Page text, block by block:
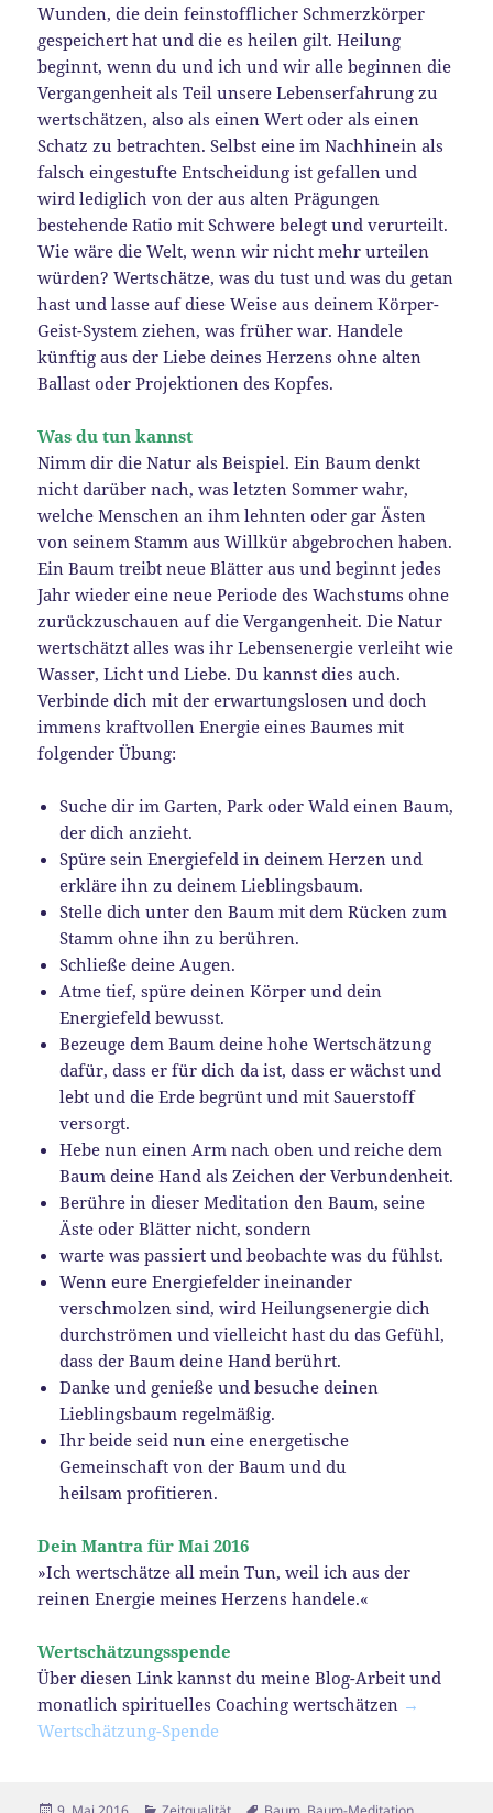
Wunden, die dein feinstofflicher Schmerzkörper
gespeichert hat und die es heilen gilt. Heilung
beginnt, wenn du und ich und wir alle beginnen die
Vergangenheit als Teil unsere Lebenserfahrung zu
wertschätzen, also als einen Wert oder als einen
Schatz zu betrachten. Selbst eine im Nachhinein als
falsch eingestufte Entscheidung ist gefallen und
wird lediglich von der aus alten Prägungen
bestehende Ratio mit Schwere belegt und verurteilt.
Wie wäre die Welt, wenn wir nicht mehr urteilen
würden? Wertschätze, was du tust und was du getan
hast und lasse auf diese Weise aus deinem Körper-
Geist-System ziehen, was früher war. Handele
künftig aus der Liebe deines Herzens ohne alten
Ballast oder Projektionen des Kopfes.
Was du tun kannst
Nimm dir die Natur als Beispiel. Ein Baum denkt
nicht darüber nach, was letzten Sommer wahr,
welche Menschen an ihm lehnten oder gar Ästen
von seinem Stamm aus Willkür abgebrochen haben.
Ein Baum treibt neue Blätter aus und beginnt jedes
Jahr wieder eine neue Periode des Wachstums ohne
zurückzuschauen auf die Vergangenheit. Die Natur
wertschätzt alles was ihr Lebensenergie verleiht wie
Wasser, Licht und Liebe. Du kannst dies auch.
Verbinde dich mit der erwartungslosen und doch
immens kraftvollen Energie eines Baumes mit
folgender Übung:
Suche dir im Garten, Park oder Wald einen Baum,
der dich anzieht.
Spüre sein Energiefeld in deinem Herzen und
erkläre ihn zu deinem Lieblingsbaum.
Stelle dich unter den Baum mit dem Rücken zum
Stamm ohne ihn zu berühren.
Schließe deine Augen.
Atme tief, spüre deinen Körper und dein
Energiefeld bewusst.
Bezeuge dem Baum deine hohe Wertschätzung
dafür, dass er für dich da ist, dass er wächst und
lebt und die Erde begrünt und mit Sauerstoff
versorgt.
Hebe nun einen Arm nach oben und reiche dem
Baum deine Hand als Zeichen der Verbundenheit.
Berühre in dieser Meditation den Baum, seine
Äste oder Blätter nicht, sondern
warte was passiert und beobachte was du fühlst.
Wenn eure Energiefelder ineinander
verschmolzen sind, wird Heilungsenergie dich
durchströmen und vielleicht hast du das Gefühl,
dass der Baum deine Hand berührt.
Danke und genieße und besuche deinen
Lieblingsbaum regelmäßig.
Ihr beide seid nun eine energetische
Gemeinschaft von der Baum und du
heilsam profitieren.
Dein Mantra für Mai 2016
»Ich wertschätze all mein Tun, weil ich aus der
reinen Energie meines Herzens handele.«
Wertschätzungsspende
Über diesen Link kannst du meine Blog-Arbeit und
monatlich spirituelles Coaching wertschätzen →
Wertschätzung-Spende
Veröffentlicht Kategorien Schlagwörter